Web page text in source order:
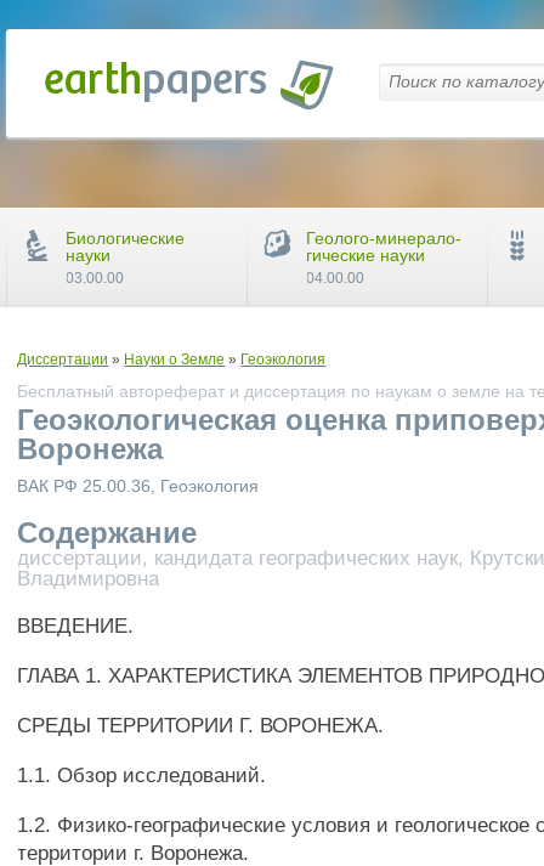
Диссертации » Науки о Земле » Геоэкология
Бесплатный автореферат и диссертация по наукам о земле на
Геоэкологическая оценка
Воронежа
ВАК РФ 25.00.36, Геоэкология
Содержание
диссертации, кандидата географических наук,
Владимировна
ВВЕДЕНИЕ.
ГЛАВА 1. ХАРАКТЕРИСТИКА ЭЛЕМЕНТОВ
СРЕДЫ ТЕРРИТОРИИ Г. ВОРОНЕЖА.
1.1. Обзор исследований.
1.2. Физико-географические условия и геологическое
территории г. Воронежа.
Биологические
науки
03.00.00
Геолого-минерало-
гические науки
04.00.00